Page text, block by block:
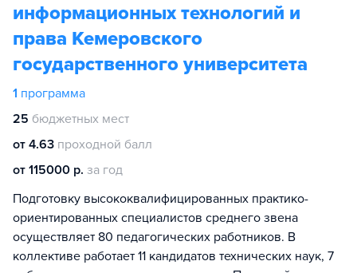
информационных технологий и
права Кемеровского
государственного университета
1 программа
25 бюджетных мест
от 4.63 проходной балл
от 115000 р. за год
Подготовку высококвалифицированных практико-
ориентированных специалистов среднего звена
осуществляет 80 педагогических работников. В
коллективе работает 11 кандидатов технических наук, 7